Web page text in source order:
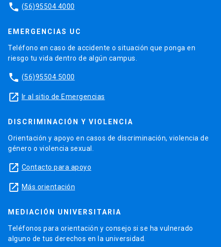
phone (56)95504 4000
EMERGENCIAS UC
Teléfono en caso de accidente o situación que ponga en
riesgo tu vida dentro de algún campus.
phone (56)95504 5000
launch Ir al sitio de Emergencias
DISCRIMINACIÓN Y VIOLENCIA
Orientación y apoyo en casos de discriminación, violencia de
género o violencia sexual.
launch Contacto para apoyo
launch Más orientación
MEDIACIÓN UNIVERSITARIA
Teléfonos para orientación y consejo si se ha vulnerado
alguno de tus derechos en la universidad.